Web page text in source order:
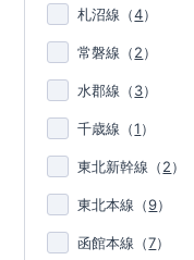
札沼線 （4）
常磐線 （2）
水郡線 （3）
千歳線 （1）
東北新幹線 （2）
東北本線 （9）
函館本線 （7）